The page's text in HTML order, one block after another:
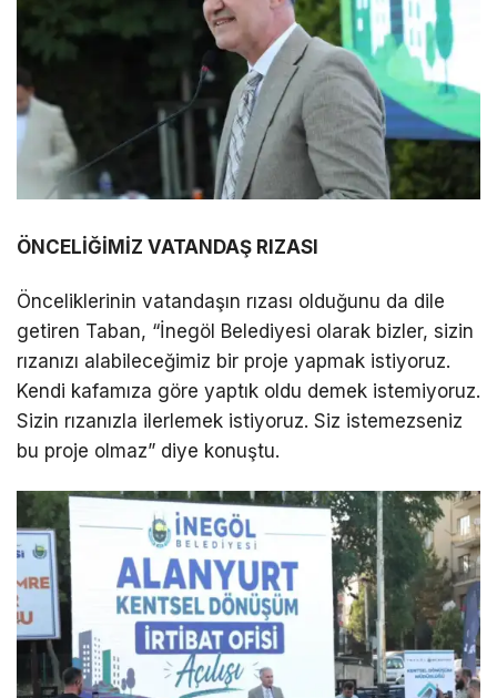
ÖNCELİĞİMİZ VATANDAŞ RIZASI
Önceliklerinin vatandaşın rızası olduğunu da dile
getiren Taban, “İnegöl Belediyesi olarak bizler, sizin
rızanızı alabileceğimiz bir proje yapmak istiyoruz.
Kendi kafamıza göre yaptık oldu demek istemiyoruz.
Sizin rızanızla ilerlemek istiyoruz. Siz istemezseniz
bu proje olmaz” diye konuştu.